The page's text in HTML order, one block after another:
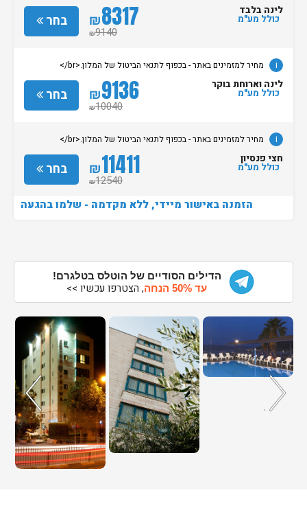
בחר ₪8317
₪9140
לינה בלבד
כולל מע"מ
i מחיר למזמינים באתר - בכפוף לתנאי הביטול של המלון.<br/>
בחר ₪9136
₪10040
לינה וארוחת בוקר
כולל מע"מ
i מחיר למזמינים באתר - בכפוף לתנאי הביטול של המלון.<br/>
בחר ₪11411
₪12540
חצי פנסיון
כולל מע"מ
הזמנה באישור מיידי, ללא מקדמה - שלמו בהגעה
הדילים הסודיים של הוטלס בטלגרם!
עד 50% הנחה
, הצטרפו עכשיו >>